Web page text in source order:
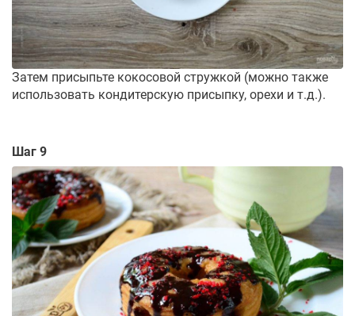
Затем присыпьте кокосовой стружкой (можно также
использовать кондитерскую присыпку, орехи и т.д.).
Шаг 9